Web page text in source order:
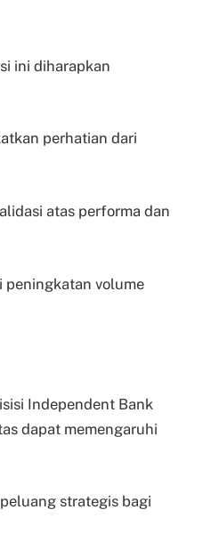
ini diharapkan
perhatian dari
atas performa dan
peningkatan volume
Independent Bank
dapat memengaruhi
strategis bagi